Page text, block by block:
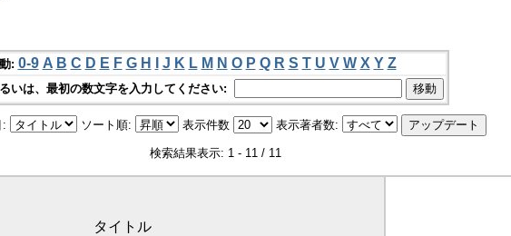
: 0-9 A B C D E F G H J K L M N O P Q R S T U V W X Y Z
いは、最初の数文字を入力してください:
: ソート順: 表示件数 表示著者数:
検索結果表示: 1 - 11 / 11
タイトル